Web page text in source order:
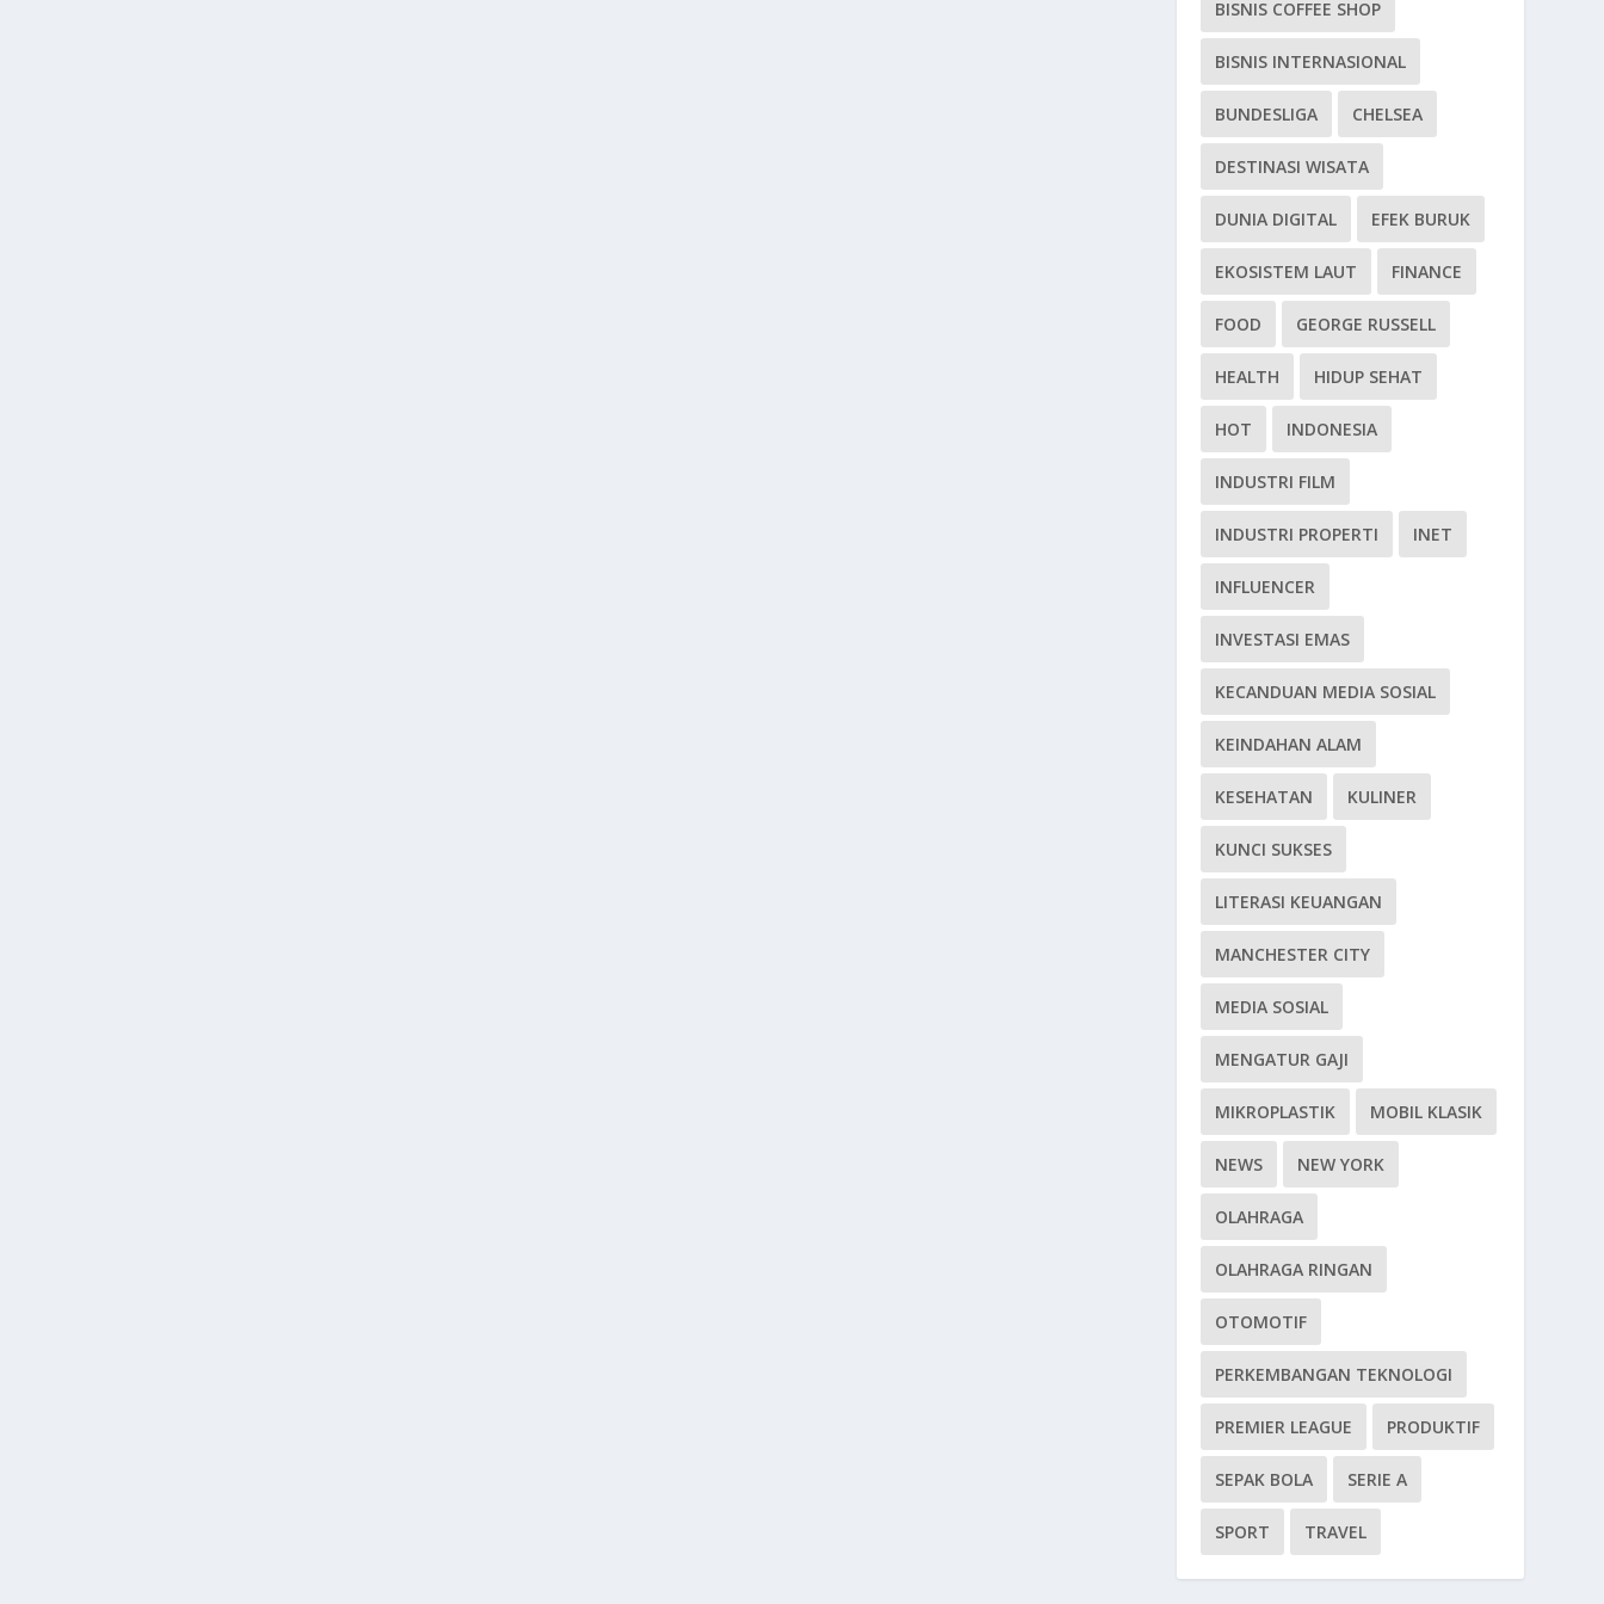
BISNIS COFFEE SHOP
BISNIS INTERNASIONAL
BUNDESLIGA CHELSEA
DESTINASI WISATA
DUNIA DIGITAL EFEK BURUK
EKOSISTEM LAUT FINANCE
FOOD GEORGE RUSSELL
HEALTH HIDUP SEHAT
HOT INDONESIA
INDUSTRI FILM
INDUSTRI PROPERTI INET
INFLUENCER
INVESTASI EMAS
KECANDUAN MEDIA SOSIAL
KEINDAHAN ALAM
KESEHATAN KULINER
KUNCI SUKSES
LITERASI KEUANGAN
MANCHESTER CITY
MEDIA SOSIAL
MENGATUR GAJI
MIKROPLASTIK MOBIL KLASIK
NEWS NEW YORK
OLAHRAGA
OLAHRAGA RINGAN
OTOMOTIF
PERKEMBANGAN TEKNOLOGI
PREMIER LEAGUE PRODUKTIF
SEPAK BOLA SERIE A
SPORT TRAVEL